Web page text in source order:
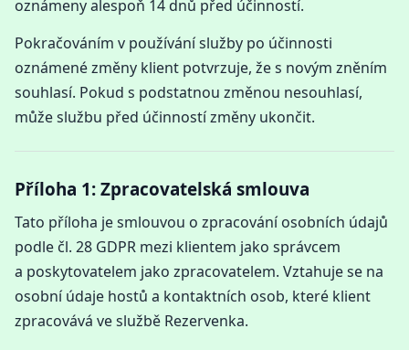
oznámeny alespoň 14 dnů před účinností.
Pokračováním v používání služby po účinnosti
oznámené změny klient potvrzuje, že s novým zněním
souhlasí. Pokud s podstatnou změnou nesouhlasí,
může službu před účinností změny ukončit.
Příloha 1: Zpracovatelská smlouva
Tato příloha je smlouvou o zpracování osobních údajů
podle čl. 28 GDPR mezi klientem jako správcem
a poskytovatelem jako zpracovatelem. Vztahuje se na
osobní údaje hostů a kontaktních osob, které klient
zpracovává ve službě Rezervenka.